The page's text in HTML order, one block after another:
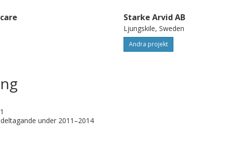
Starke Arvid AB
Ljungskile, Sweden
Andra projekt
under 2011–2014